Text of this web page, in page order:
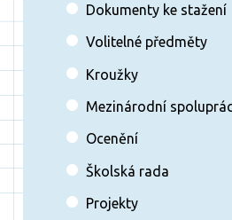
Dokumenty ke stažení
Volitelné předměty
Kroužky
Mezinárodní
Ocenění
Školská rada
Projekty